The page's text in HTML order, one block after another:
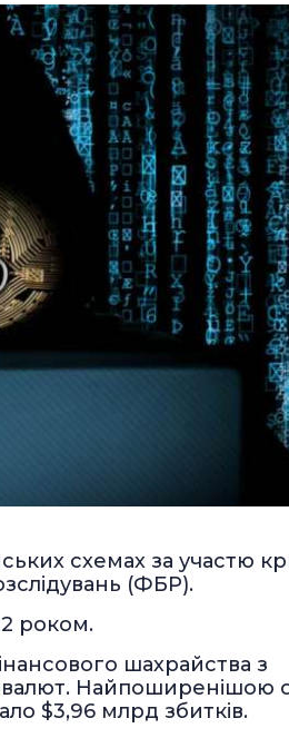
схемах за участю
(ФБР).
роком.
шахрайства з
Найпоширенішою
$3,96 млрд збитків.